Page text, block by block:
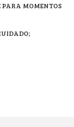
PARA MOMENTOS